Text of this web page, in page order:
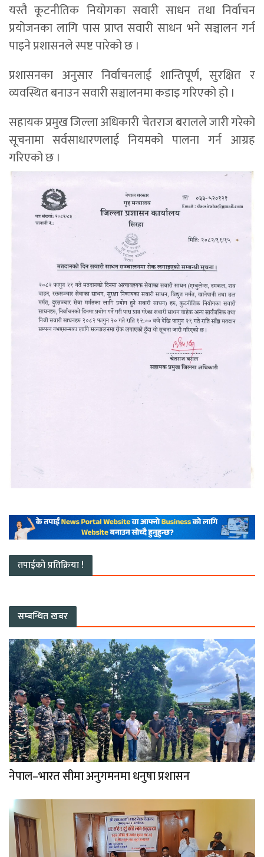
यस्तै कूटनीतिक नियोगका सवारी साधन तथा निर्वाचन
प्रयोजनका लागि पास प्राप्त सवारी साधन भने सञ्चालन गर्न
पाइने प्रशासनले स्पष्ट पारेको छ ।
प्रशासनका अनुसार निर्वाचनलाई शान्तिपूर्ण, सुरक्षित र
व्यवस्थित बनाउन सवारी सञ्चालनमा कडाइ गरिएको हो ।
सहायक प्रमुख जिल्ला अधिकारी चेतराज बरालले जारी गरेको
सूचनामा सर्वसाधारणलाई नियमको पालना गर्न आग्रह
गरिएको छ ।
तपाईको प्रतिक्रिया !
सम्बन्धित खबर
नेपाल–भारत सीमा अनुगमनमा धनुषा प्रशासन